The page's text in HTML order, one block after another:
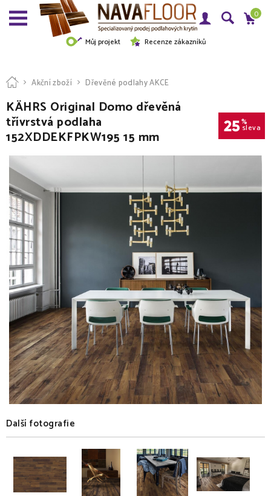
Můj projekt Recenze zákazníků
0
Akční zboží Dřevěné podlahy AKCE
KÄHRS Original Domo dřevěná
třívrstvá podlaha
152XDDEKFPKW195 15 mm
25 %
sleva
Další fotografie